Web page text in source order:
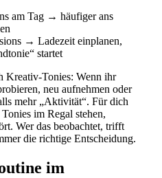
am Tag → häufiger ans
→ Ladezeit einplanen,
startet
Kreativ-Tonies: Wenn ihr
neu aufnehmen oder
mehr „Aktivität“. Für dich
im Regal stehen,
Wer das beobachtet, trifft
die richtige Entscheidung.
im